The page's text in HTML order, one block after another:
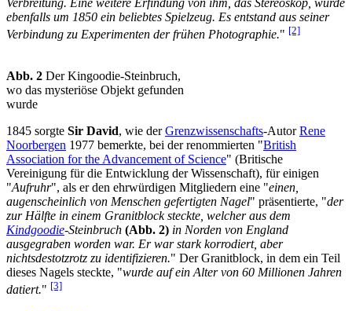
Verbreitung. Eine weitere Erfindung von ihm, das Stereoskop, wurde
ebenfalls um 1850 ein beliebtes Spielzeug. Es entstand aus seiner
Verbindung zu Experimenten der frühen Photographie." [2]
Abb. 2 Der Kingoodie-Steinbruch,
wo das mysteriöse Objekt gefunden
wurde
1845 sorgte Sir David, wie derGrenzwissenschafts-AutorRene
Noorbergen 1977 bemerkte, bei der renommierten "British
Association for the Advancement of Science" (Britische
Vereinigung für die Entwicklung der Wissenschaft), für einigen
"Aufruhr", als er den ehrwürdigen Mitgliedern eine "einen,
augenscheinlich von Menschen gefertigten Nagel" präsentierte, "der
zur Hälfte in einem Granitblock steckte, welcher aus dem
Kindgoodie-Steinbruch (Abb. 2) in Norden von England
ausgegraben worden war. Er war stark korrodiert, aber
nichtsdestotzrotz zu identifizieren." Der Granitblock, in dem ein Teil
dieses Nagels steckte, "wurde auf ein Alter von 60 Millionen Jahren
datiert." [3]